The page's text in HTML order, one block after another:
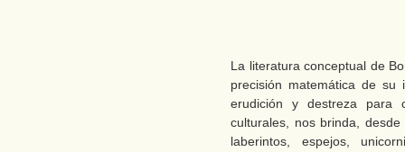
La literatura conceptual de
precisión matemática de su
erudición y destreza para
culturales, nos brinda,
laberintos, espejos,